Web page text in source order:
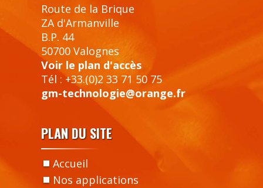
Route de la Brique
ZA d'Armanville
B.P. 44
50700 Valognes
Voir le plan d'accès
Tél : +33.(0)2 33 71 50 75
gm-technologie@orange.fr
PLAN DU SITE
Accueil
Nos applications